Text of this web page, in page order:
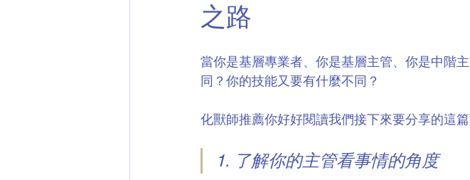
之路
當你是基層專業者、你是基層主管、你是中階
同？你的技能又要有什麼不同？
化獸師推薦你好好閱讀我們接下來要分享的這
1. 了解你的主管看事情的角度